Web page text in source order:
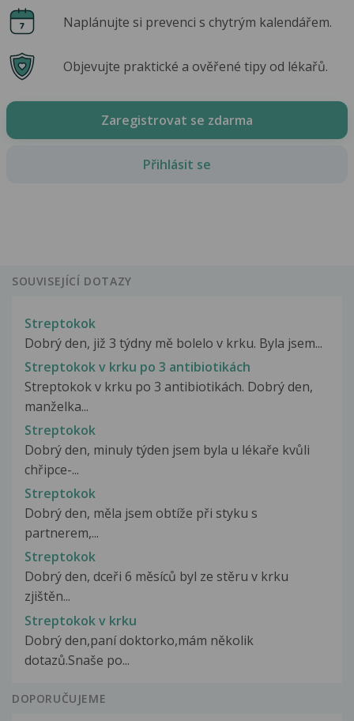
Naplánujte si prevenci s chytrým kalendářem.
Objevujte praktické a ověřené tipy od lékařů.
Zaregistrovat se zdarma
Přihlásit se
SOUVISEJÍCÍ DOTAZY
Streptokok
Dobrý den, již 3 týdny mě bolelo v krku. Byla jsem...
Streptokok v krku po 3 antibiotikách
Streptokok v krku po 3 antibiotikách. Dobrý den,
manželka...
Streptokok
Dobrý den, minuly týden jsem byla u lékaře kvůli
chřipce-...
Streptokok
Dobrý den, měla jsem obtíže při styku s
partnerem,...
Streptokok
Dobrý den, dceři 6 měsíců byl ze stěru v krku
zjištěn...
Streptokok v krku
Dobrý den,paní doktorko,mám několik
dotazů.Snaše po...
DOPORUČUJEME